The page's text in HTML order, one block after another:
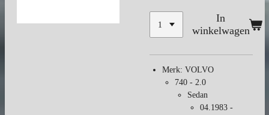
In
winkelwagen
Merk: VOLVO
740 - 2.0
Sedan
04.1983 -